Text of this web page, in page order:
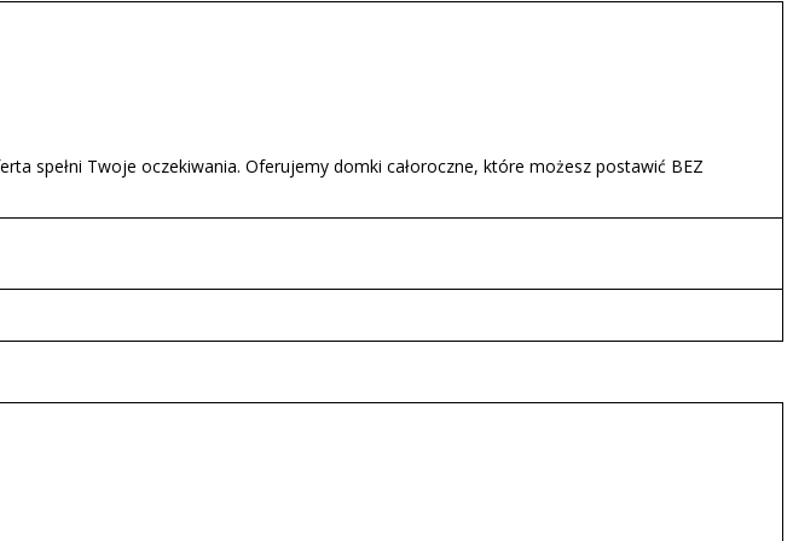
spełni Twoje oczekiwania. Oferujemy domki całoroczne, które możesz postawić BEZ